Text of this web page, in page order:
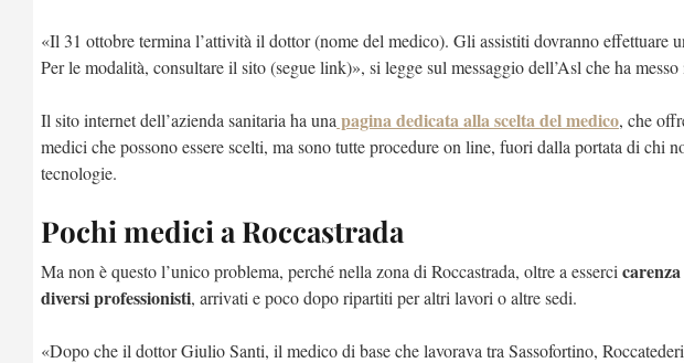
«Il 31 ottobre termina l’attività il dottor (nome del medico). Gli assistiti dovranno effettuare
Per le modalità, consultare il sito (segue link)», si legge sul messaggio dell’Asl che ha
Il sito internet dell’azienda sanitaria ha una pagina dedicata alla scelta del medico, che
medici che possono essere scelti, ma sono tutte procedure on line, fuori dalla portata di chi
tecnologie.
Pochi medici a Roccastrada
Ma non è questo l’unico problema, perché nella zona di Roccastrada, oltre a esserci
diversi professionisti, arrivati e poco dopo ripartiti per altri lavori o altre sedi.
«Dopo che il dottor Giulio Santi, il medico di base che lavorava tra Sassofortino,